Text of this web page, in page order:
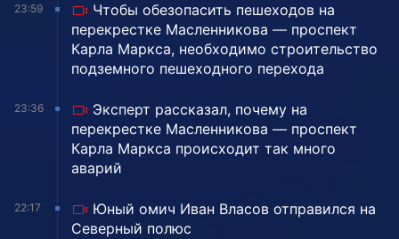
23:59
Чтобы обезопасить пешеходов на
перекрестке Масленникова — проспект
Карла Маркса, необходимо строительство
подземного пешеходного перехода
23:36
Эксперт рассказал, почему на
перекрестке Масленникова — проспект
Карла Маркса происходит так много
аварий
22:17
Юный омич Иван Власов отправился на
Северный полюс